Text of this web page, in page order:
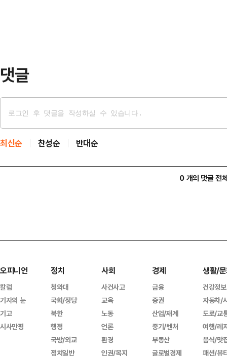
댓글
최신순 찬성순 반대순
0 개의 댓글 전
오피니언
칼럼
기자의 눈
기고
시사만평
정치
청와대
국회/정당
북한
행정
국방/외교
정치일반
사회
사건사고
교육
노동
언론
환경
인권/복지
경제
금융
증권
산업/재계
중기/벤처
부동산
글로벌경제
생활/
건강정보
자동차/
도로/교
여행/레
음식/맛
패션/뷰